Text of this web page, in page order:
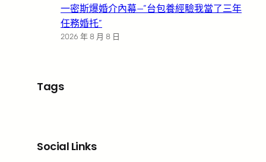
一密斯爆婚介內幕—”台包養經驗我當了三年
任務婚托”
2026 年 8 月 8 日
Tags
Social Links